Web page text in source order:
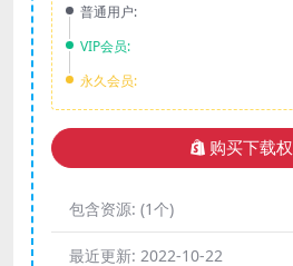
普通用户:
VIP会员:
永久会员:
购买下载
包含资源: (1个)
最近更新: 2022-10-22